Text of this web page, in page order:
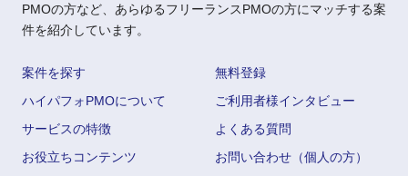
PMOの方など、あらゆるフリーランスPMOの方にマッチする案
件を紹介しています。
案件を探す
無料登録
ハイパフォPMOについて
ご利用者様インタビュー
サービスの特徴
よくある質問
お役立ちコンテンツ
お問い合わせ（個人の方）